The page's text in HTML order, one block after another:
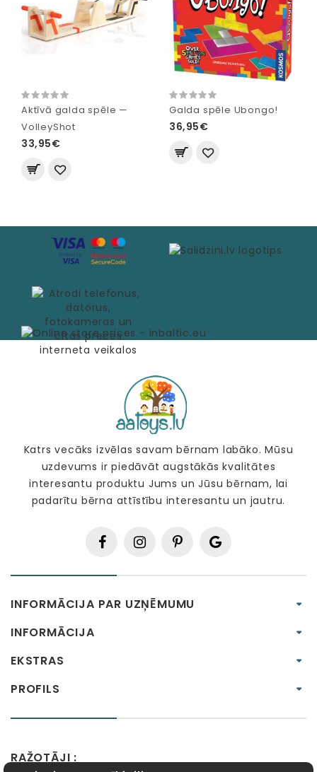
Aktīvā galda spēle —
VolleyShot
33,95€
Galda spēle Ubongo!
36,95€
Katrs vecāks izvēlas savam bērnam labāko. Mūsu
uzdevums ir piedāvāt augstākās kvalitātes
interesantu produktu Jums un Jūsu bērnam, lai
padarītu bērna attīstību interesantu un jautru.
INFORMĀCIJA PAR UZŅĒMUMU
INFORMĀCIJA
EKSTRAS
PROFILS
RAŽOTĀJI :